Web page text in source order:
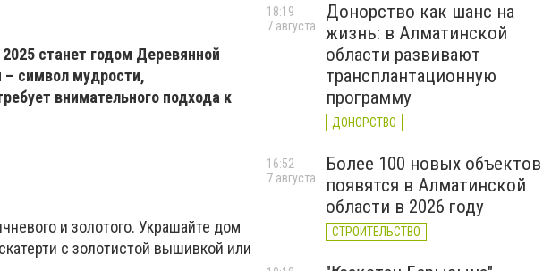
станет годом Деревянной
символ мудрости,
внимательного подхода к
и золотого. Украшайте дом
с золотистой вышивкой или
Донорство как шанс на
жизнь: в Алматинской
области развивают
трансплантационную
программу
ДОНОРСТВО
18:19
7 августа
Более 100 новых объектов
появятся в Алматинской
области в 2026 году
СТРОИТЕЛЬСТВО
16:52
7 августа